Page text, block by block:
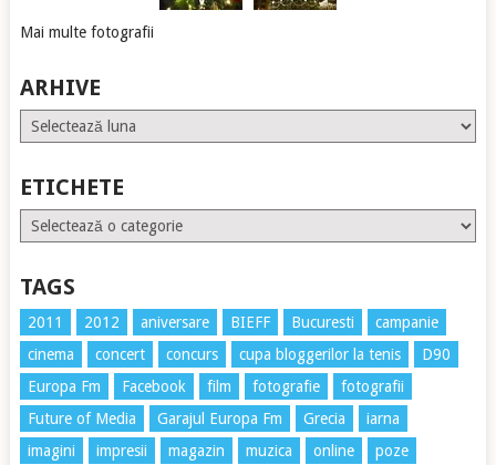
Mai multe fotografii
ARHIVE
Arhive
ETICHETE
Etichete
TAGS
2011 2012 aniversare BIEFF Bucuresti
campanie
cinema
concert concurs cupa bloggerilor la tenis
D90
Europa Fm
Facebook film fotografie
fotografii
Future of Media
Garajul Europa Fm Grecia
iarna
imagini
impresii magazin muzica online poze